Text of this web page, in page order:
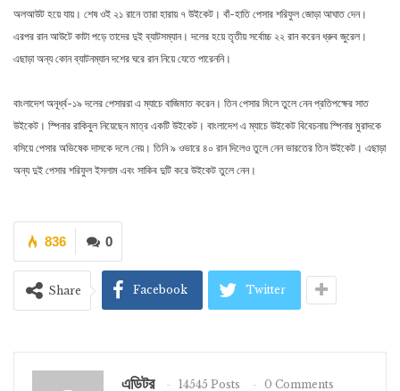
অলআউট হয়ে যায়। শেষ ওই ২১ রানে তারা হারায় ৭ উইকেট। বাঁ-হাতি পেসার শরিফুল জোড়া আঘাত দেন।
এরপর রান আউটে কাটা পড়ে তাদের দুই ব্যাটসম্যান। দলের হয়ে তৃতীয় সর্বোচ্চ ২২ রান করেন ধ্রুব জুরেল।
এছাড়া অন্য কোন ব্যাটনম্যান দশের ঘরে রান নিয়ে যেতে পারেননি।
বাংলাদেশ অনূর্ধ্ব-১৯ দলের পেসাররা এ ম্যাচে বাজিমাত করেন। তিন পেসার মিলে তুলে নেন প্রতিপক্ষের সাত
উইকেট। স্পিনার রাকিবুল নিয়েছেন মাত্র একটি উইকেট। বাংলাদেশ এ ম্যাচে উইকেট বিবেচনায় স্পিনার মুরাদকে
বসিয়ে পেসার অভিষেক দাসকে দলে নেয়। তিনি ৯ ওভারে ৪০ রান দিলেও তুলে নেন ভারতের তিন উইকেট। এছাড়া
অন্য দুই পেসার শরিফুল ইসলাম এবং সাকিব দুটি করে উইকেট তুলে নেন।
0
836
Share Facebook Twitter
এডিটর 14545 Posts 0 Comments